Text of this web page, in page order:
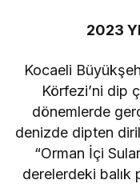
2023
Kocaeli
Körfezi’ni dip
dönemlerde
denizde dipten
“Orman İçi
derelerdeki